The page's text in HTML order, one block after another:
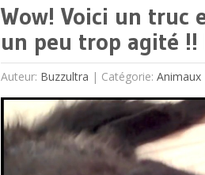
Wow! Voici un truc
un peu trop agité !!
Auteur: Buzzultra | Catégorie: Animaux